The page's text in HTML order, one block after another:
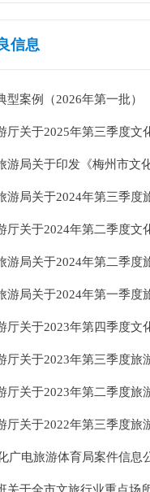
信息
型案例（2026年第一批）
关于2025年第三季度文化
局关于印发《梅州市文化旅
游局关于2024年第三季度
厅关于2024年第二季度文
游局关于2024年第二季度
游局关于2024年第一季度
厅关于2023年第四季度文
厅关于2023年第三季度旅
厅关于2023年第二季度旅
厅关于2022年第三季度旅
广电旅游体育局案件信息